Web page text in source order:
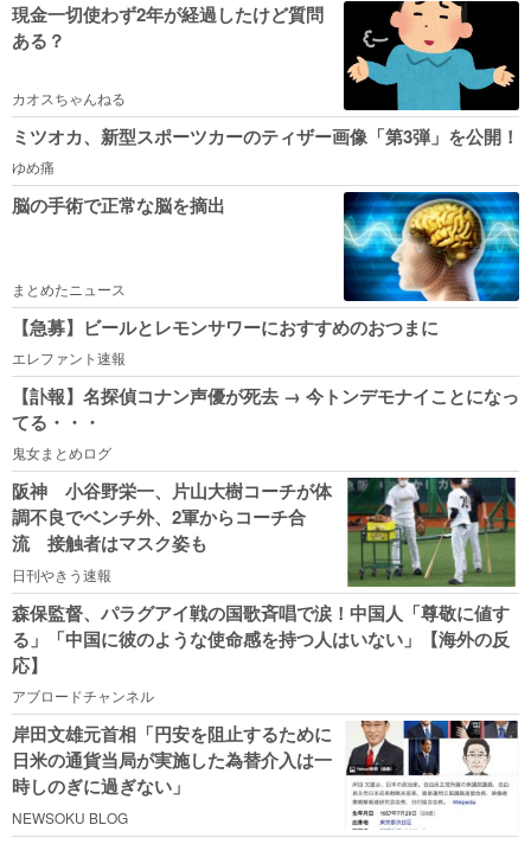
現金一切使わず2年が経過したけど質問
ある？
カオスちゃんねる
ミツオカ、新型スポーツカーのティザー画像「第3弾」を公開！
ゆめ痛
脳の手術で正常な脳を摘出
まとめたニュース
【急募】ビールとレモンサワーにおすすめのおつまに
エレファント速報
【訃報】名探偵コナン声優が死去 → 今トンデモナイことになっ
てる・・・
鬼女まとめログ
阪神 小谷野栄一、片山大樹コーチが体
調不良でベンチ外、2軍からコーチ合
流 接触者はマスク姿も
日刊やきう速報
森保監督、パラグアイ戦の国歌斉唱で涙！中国人「尊敬に値す
る」「中国に彼のような使命感を持つ人はいない」【海外の反
応】
アブロードチャンネル
岸田文雄元首相「円安を阻止するために
日米の通貨当局が実施した為替介入は一
時しのぎに過ぎない」
NEWSOKU BLOG